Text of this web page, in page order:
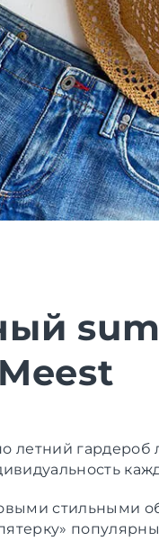
летний гардероб
стильными